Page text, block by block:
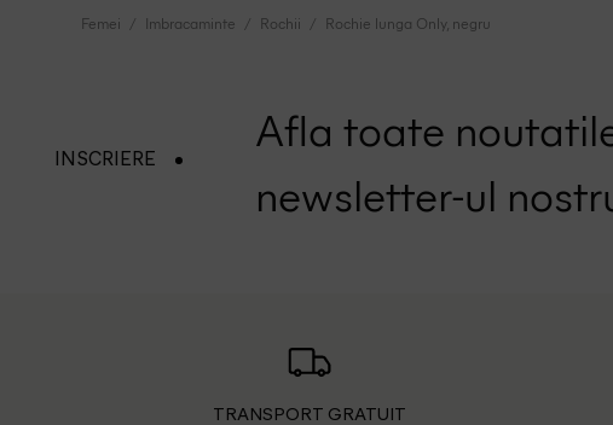
Femei Imbracaminte Rochii Rochie lunga Only, negru
INSCRIERE
Afla toate
newsletter-ul
TRANSPORT GRATUIT